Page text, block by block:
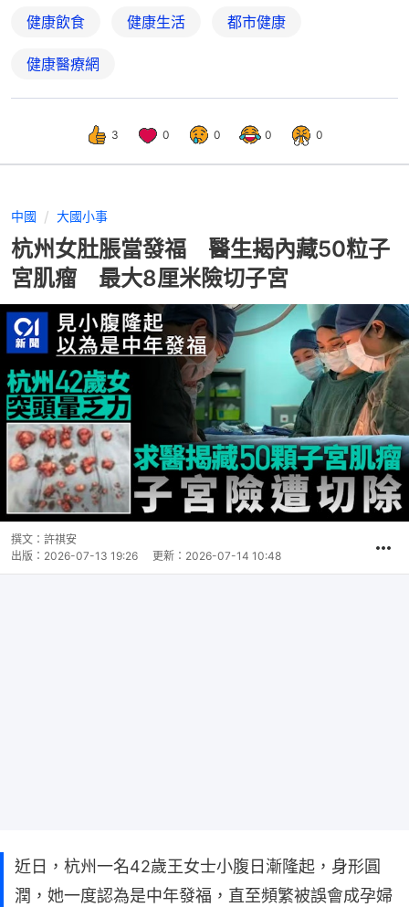
健康飲食 健康生活 都市健康
健康醫療網
3 0 0 0 0
中國 大國小事
杭州女肚脹當發福 醫生揭內藏50粒子
宮肌瘤 最大8厘米險切子宮
撰文： 許祺安
出版： 2026-07-13 19:26 更新： 2026-07-14 10:48
近日，杭州一名42歲王女士小腹日漸隆起，身形圓
潤，她一度認為是中年發福，直至頻繁被誤會成孕婦